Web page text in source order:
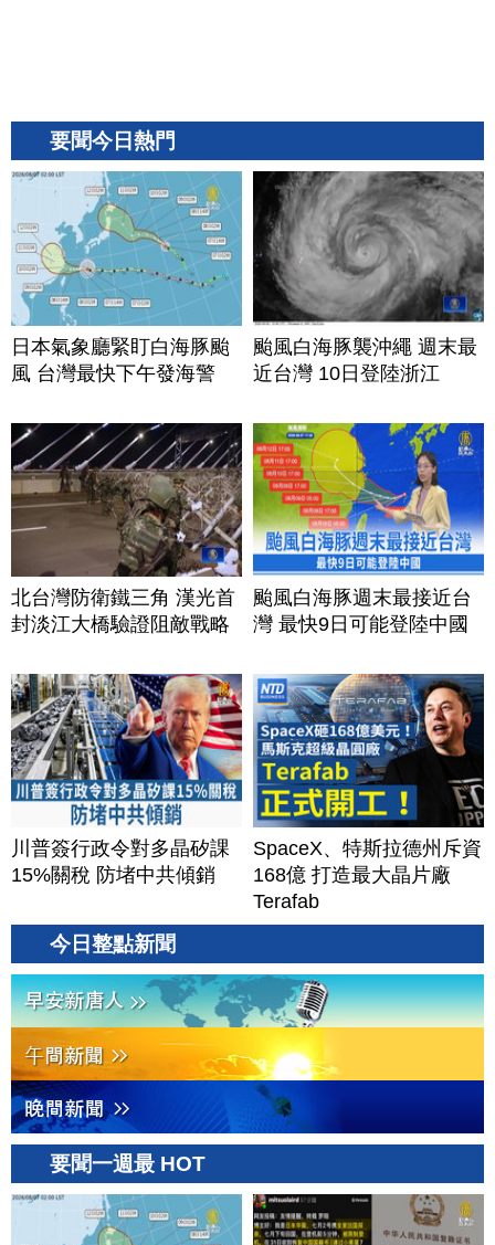
要聞今日熱門
日本氣象廳緊盯白海豚颱
風 台灣最快下午發海警
颱風白海豚襲沖繩 週末最
近台灣 10日登陸浙江
北台灣防衛鐵三角 漢光首
封淡江大橋驗證阻敵戰略
颱風白海豚週末最接近台
灣 最快9日可能登陸中國
川普簽行政令對多晶矽課
15%關稅 防堵中共傾銷
SpaceX、特斯拉德州斥資
168億 打造最大晶片廠
Terafab
今日整點新聞
要聞一週最 HOT